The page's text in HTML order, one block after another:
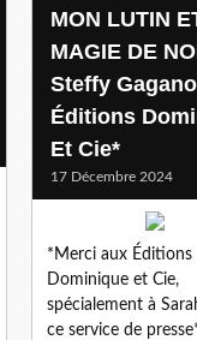
MON LUTIN
MAGIE DE
Steffy
Éditions
Et Cie*
17 Décembre 2024
*Merci aux Éditions
Dominique et Cie,
spécialement à
ce service de